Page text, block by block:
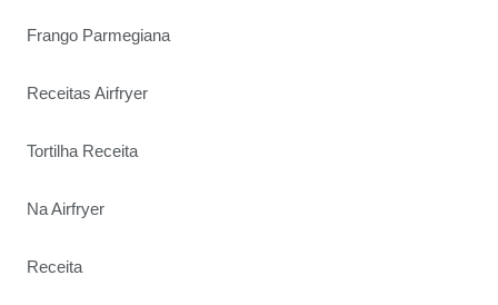
Frango Parmegiana
Receitas Airfryer
Tortilha Receita
Na Airfryer
Receita